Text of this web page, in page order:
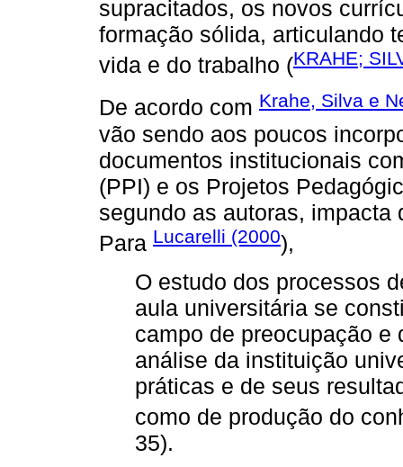
supracitados, os novos
formação sólida, articulando
vida e do trabalho (KRAHE;
De acordo com Krahe, Silva e
vão sendo aos poucos
documentos institucionais
(PPI) e os Projetos
segundo as autoras,
Para Lucarelli (2000),
O estudo dos processos
aula universitária se
campo de preocupação e
análise da instituição
práticas e de seus
como de produção do
35).